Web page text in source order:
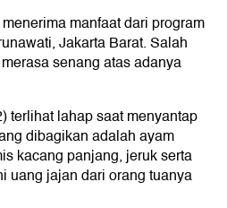
manfaat dari program
Jakarta Barat. Salah
senang atas adanya
terlihat lahap saat menyantap
dibagikan adalah ayam
kacang panjang, jeruk serta
uang jajan dari orang tuanya